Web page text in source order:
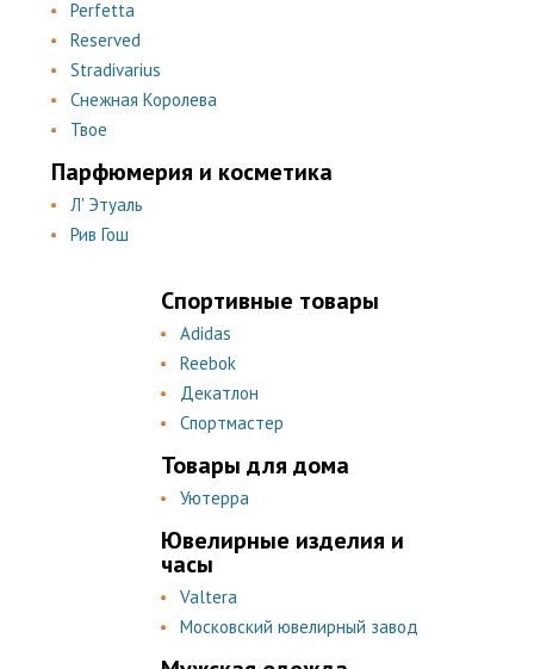
Perfetta
Reserved
Stradivarius
Снежная Королева
Твое
Парфюмерия и косметика
Л' Этуаль
Рив Гош
Спортивные товары
Adidas
Reebok
Декатлон
Спортмастер
Товары для дома
Уютерра
Ювелирные изделия и
часы
Valtera
Московский ювелирный завод